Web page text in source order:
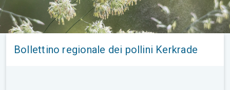
Bollettino regionale dei pollini Kerkrade